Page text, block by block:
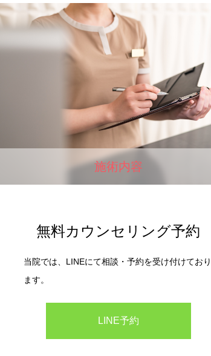
施術内容
無料カウンセリング予約
当院では、LINEにて相談・予約を受け付けており
ます。
LINE予約